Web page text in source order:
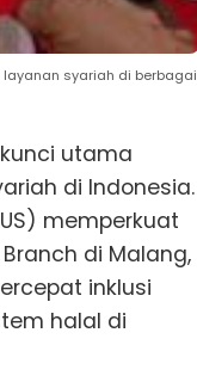
layanan syariah di berbagai
utama
di Indonesia.
memperkuat
di Malang,
inklusi
halal di